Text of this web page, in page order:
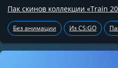
Пак скинов коллекции «Train
Без анимации Из CS:GO